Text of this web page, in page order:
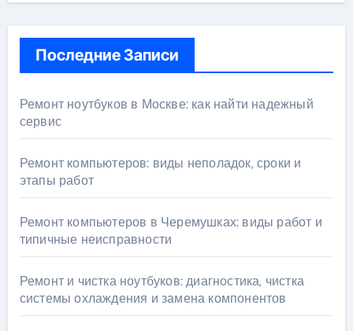
Последние Записи
Ремонт ноутбуков в Москве: как найти надежный
сервис
Ремонт компьютеров: виды неполадок, сроки и
этапы работ
Ремонт компьютеров в Черемушках: виды работ и
типичные неисправности
Ремонт и чистка ноутбуков: диагностика, чистка
системы охлаждения и замена компонентов